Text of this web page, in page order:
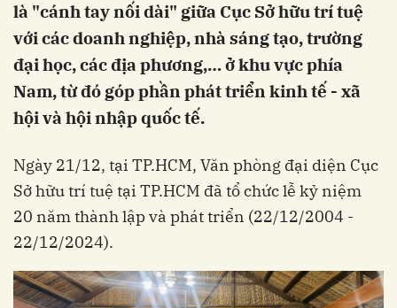
là "cánh tay nối dài" giữa Cục Sở hữu trí tuệ
với các doanh nghiệp, nhà sáng tạo, trường
đại học, các địa phương,… ở khu vực phía
Nam, từ đó góp phần phát triển kinh tế - xã
hội và hội nhập quốc tế.
Ngày 21/12, tại TP.HCM, Văn phòng đại diện Cục
Sở hữu trí tuệ tại TP.HCM đã tổ chức lễ kỷ niệm
20 năm thành lập và phát triển (22/12/2004 -
22/12/2024).